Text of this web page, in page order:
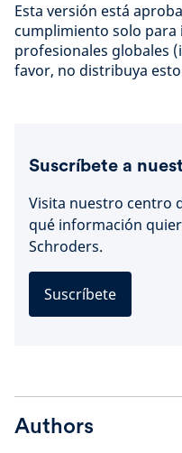
Esta versión está
cumplimiento solo para
profesionales globales
favor, no distribuya
Suscríbete a
Visita nuestro centro
qué información
Schroders.
Suscríbete
Authors